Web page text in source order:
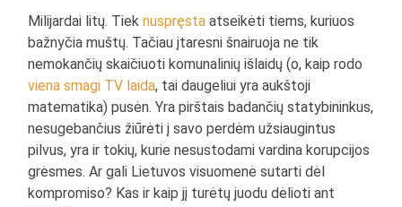
Milijardai litų. Tieknuspręsta atseikėti tiems, kuriuos
bažnyčia muštų. Tačiau įtaresni šnairuoja ne tik
nemokančių skaičiuoti komunalinių išlaidų (o, kaip rodo
viena smagi TV laida, tai daugeliui yra aukštoji
matematika) pusėn. Yra pirštais badančių statybininkus,
nesugebančius žiūrėti į savo perdėm užsiaugintus
pilvus, yra ir tokių, kurie nesustodami vardina korupcijos
grėsmes. Ar gali Lietuvos visuomenė sutarti dėl
kompromiso? Kas ir kaip jį turėtų juodu dėlioti ant